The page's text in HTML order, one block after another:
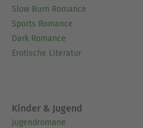
Slow Burn Romance
Sports Romance
Dark Romance
Erotische Literatur
Kinder & Jugend
Jugendromane